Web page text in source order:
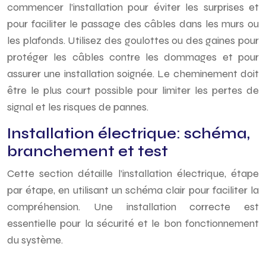
commencer l’installation pour éviter les surprises et
pour faciliter le passage des câbles dans les murs ou
les plafonds. Utilisez des goulottes ou des gaines pour
protéger les câbles contre les dommages et pour
assurer une installation soignée. Le cheminement doit
être le plus court possible pour limiter les pertes de
signal et les risques de pannes.
Installation électrique: schéma,
branchement et test
Cette section détaille l’installation électrique, étape
par étape, en utilisant un schéma clair pour faciliter la
compréhension. Une installation correcte est
essentielle pour la sécurité et le bon fonctionnement
du système.